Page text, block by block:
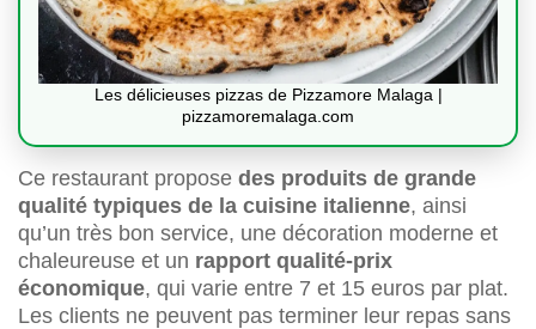
Les délicieuses pizzas de Pizzamore Malaga |
pizzamoremalaga.com
Ce restaurant propose des produits de grande
qualité typiques de la cuisine italienne, ainsi
qu’un très bon service, une décoration moderne et
chaleureuse et un rapport qualité-prix
économique, qui varie entre 7 et 15 euros par plat.
Les clients ne peuvent pas terminer leur repas sans